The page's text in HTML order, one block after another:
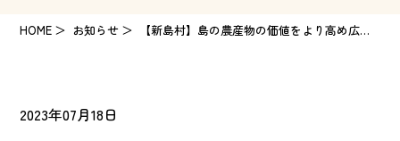
HOME お知らせ 【新島村】島の農産物の価値をより高め広めるビジネスを創出する仲間を募集！
2023年07月18日